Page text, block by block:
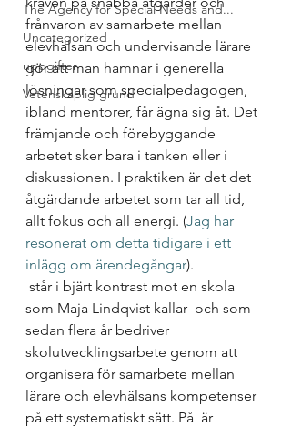
The Agency for Special Needs and...
Uncategorized
uppgifter
Vetenskaplig grund
frånvaron av samarbete mellan
elevhälsan och undervisande lärare
gör att man hamnar i generella
lösningar som specialpedagogen,
ibland mentorer, får ägna sig åt. Det
främjande och förebyggande
arbetet sker bara i tanken eller i
diskussionen. I praktiken är det det
åtgärdande arbetet som tar all tid,
allt fokus och all energi. (Jag har
resonerat om detta tidigare i ett
inlägg om ärendegångar).
som Maja Lindqvist kallar och som
sedan flera år bedriver
skolutvecklingsarbete genom att
organisera för samarbete mellan
lärare och elevhälsans kompetenser
på ett systematiskt sätt. På är